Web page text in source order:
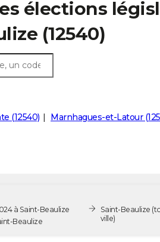
élections
(12540)
(12540) Marnhagues-et-Latour
à Saint-Beaulize
de vote à Saint-Beaulize
Saint-Beaulize
ville)